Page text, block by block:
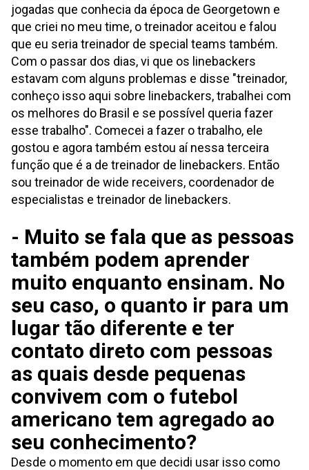
jogadas que conhecia da época de Georgetown e
que criei no meu time, o treinador aceitou e falou
que eu seria treinador de special teams também.
Com o passar dos dias, vi que os linebackers
estavam com alguns problemas e disse "treinador,
conheço isso aqui sobre linebackers, trabalhei com
os melhores do Brasil e se possível queria fazer
esse trabalho". Comecei a fazer o trabalho, ele
gostou e agora também estou aí nessa terceira
função que é a de treinador de linebackers. Então
sou treinador de wide receivers, coordenador de
especialistas e treinador de linebackers.
- Muito se fala que as pessoas
também podem aprender
muito enquanto ensinam. No
seu caso, o quanto ir para um
lugar tão diferente e ter
contato direto com pessoas
as quais desde pequenas
convivem com o futebol
americano tem agregado ao
seu conhecimento?
Desde o momento em que decidi usar isso como